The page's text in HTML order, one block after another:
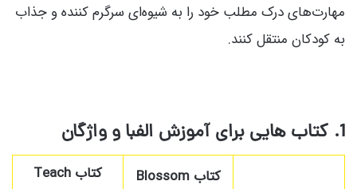
مهارت‌های درک مطلب خود را به شیوه‌ای سرگرم کننده و جذاب
به کودکان منتقل کنند.
1. کتاب هایی برای آموزش الفبا و واژگان
کتاب Blossom
کتاب Teach